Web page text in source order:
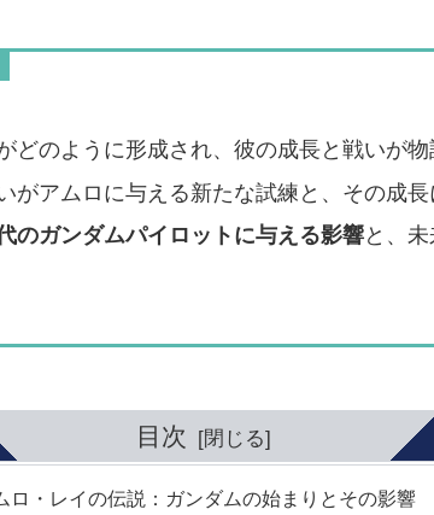
どのように形成され、彼の成長と戦いが
がアムロに与える新たな試練と、その成
のガンダムパイロットに与える影響と、未
目次
ロ・レイの伝説：ガンダムの始まりとその影響